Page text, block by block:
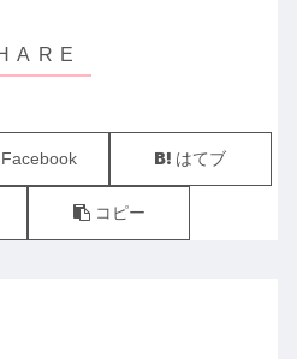
Facebook はてブ
コピー